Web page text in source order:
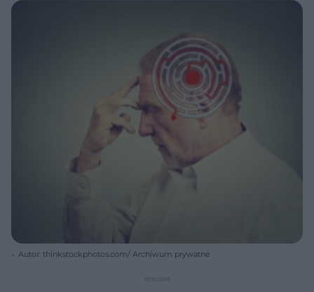
Autor: thinkstockphotos.com/ Archiwum prywatne